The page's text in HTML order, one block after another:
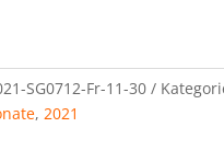
SG0712-Fr-11-30
, 2021